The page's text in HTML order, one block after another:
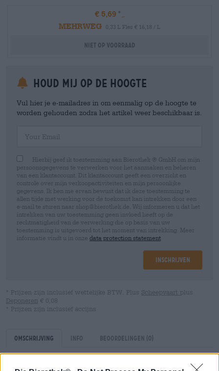
€ 5,69
MEHRWEG
0,33 L Fles € 16,18 / L
Niet op voorraad
Houd mij op de hoogte
Vul hier je e-mailadres in om eenmalig op de hoogte te
worden gehouden zodra het artikel weer beschikbaar is.
Hierbij geef ik toestemming aan Bierothek ® GmbH om mijn
persoonsgegevens te verwerken voor het aanmaken en beheren
van een klantaccount. Dit klantaccount geeft een overzicht en
controle over mijn verkoopactiviteiten en mijn persoonlijke
gegevens. Ik ben me ervan bewust dat ik deze toestemming te
allen tijde met werking voor de toekomst kan intrekken door een
e-mail te sturen naar shop@bierothek.de. Wij informeren u dat het
intrekken van uw toestemming geen invloed heeft op de
rechtmatigheid van de verwerking die op basis van uw
toestemming is uitgevoerd tot het moment van intrekking. Meer
informatie vindt u in onze data protection statement
Inschrijven
* Prijzen zijn inclusief wettelijke BTW. Plus Scheepvaart plus
Deponeren € 0,08
* Prijzen zijn inclusief accijns
Omschrijving Info Beoordelingen (0)